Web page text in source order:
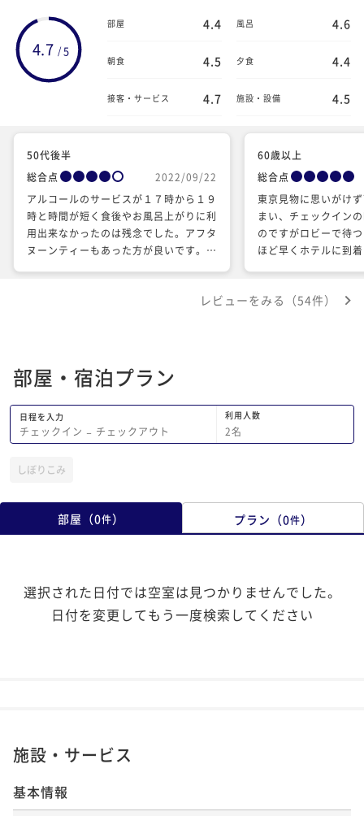
4.7 /5
部屋 4.4 風呂 4.6
朝食 4.5 夕食 4.4
接客・サービス 4.7 施設・設備 4.5
50代後半
総合点
2022/09/22
アルコールのサービスが１７時から１９
時と時間が短く食後やお風呂上がりに利
用出来なかったのは残念でした。アフタ
ヌーンティーもあった方が良いです。朝
60歳以上
総合点
東京見物に思いがけ
まい、チェックイン
のですがロビーで待
ほど早くホテルに到
屋を探してくれてス
レビューをみる（54件）
部屋・宿泊プラン
日程を入力
チェックイン − チェックアウト
利用人数
2名
しぼりこみ
部屋 （0件） プラン （0件）
選択された日付では空室は見つかりませんでした。
日付を変更してもう一度検索してください
施設・サービス
基本情報